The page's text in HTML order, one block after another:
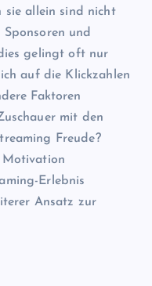
sie allein sind nicht
und
gelingt oft nur
auf die Klickzahlen
Faktoren
mit den
Freude?
Motivation
Erlebnis
Ansatz zur